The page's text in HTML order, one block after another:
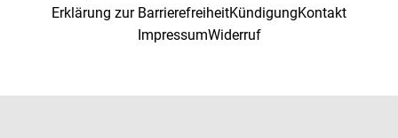
Erklärung zur BarrierefreiheitKündigungKontakt
ImpressumWiderruf